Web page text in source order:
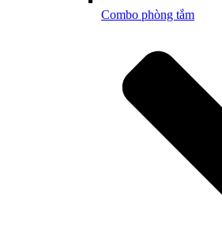
Combo phòng tắm